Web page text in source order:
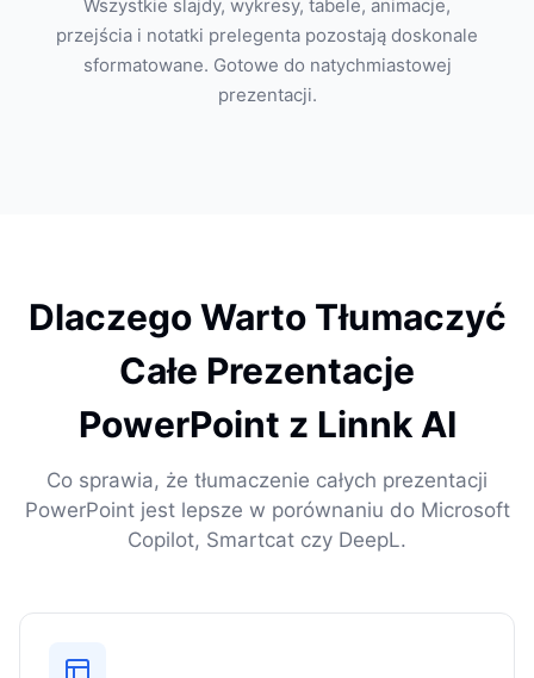
Wszystkie slajdy, wykresy, tabele, animacje,
przejścia i notatki prelegenta pozostają doskonale
sformatowane. Gotowe do natychmiastowej
prezentacji.
Dlaczego Warto Tłumaczyć
Całe Prezentacje
PowerPoint z Linnk AI
Co sprawia, że tłumaczenie całych prezentacji
PowerPoint jest lepsze w porównaniu do Microsoft
Copilot, Smartcat czy DeepL.